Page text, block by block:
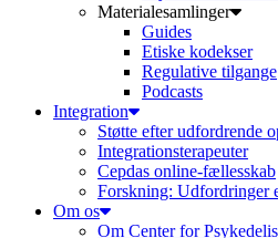
Materialesamlinger
Guides
Etiske kodekser
Regulative tilgange
Podcasts
Integration
Støtte efter udfordrende
Integrationsterapeuter
Cepdas online-fællesskab
Forskning: Udfordringer
Om os
Om Center for